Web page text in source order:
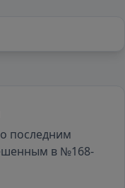
последним
в №168-